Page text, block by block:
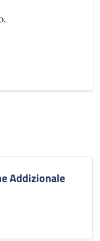
Addizionale